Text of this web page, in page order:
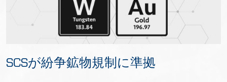
SCSが紛争鉱物規制に準拠